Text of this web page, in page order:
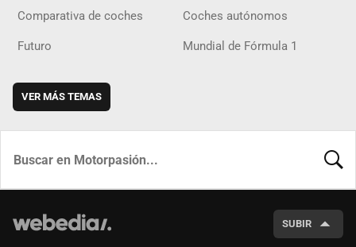
Comparativa de coches Coches autónomos
Futuro Mundial de Fórmula 1
VER MÁS TEMAS
SUBIR